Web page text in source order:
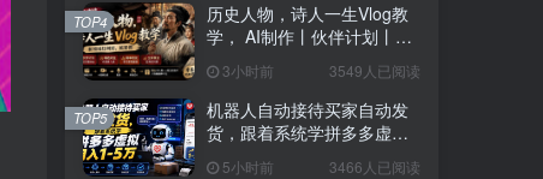
历史人物，诗人一生Vlog教
学， AI制作丨伙伴计划丨精
选收益丨商单收徒 ，新领域
红利期，抓紧做
3小时前 3549人已阅读
TOP4
机器人自动接待买家自动发
货，跟着系统学拼多多虚拟
月入1-5万
5小时前 3466人已阅读
TOP5